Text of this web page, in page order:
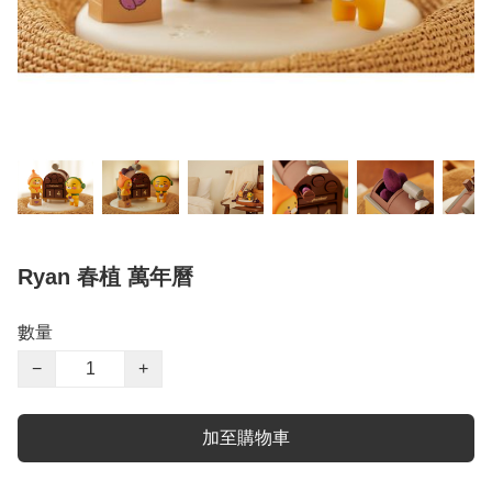
Ryan 春植 萬年曆
數量
−
+
加至購物車